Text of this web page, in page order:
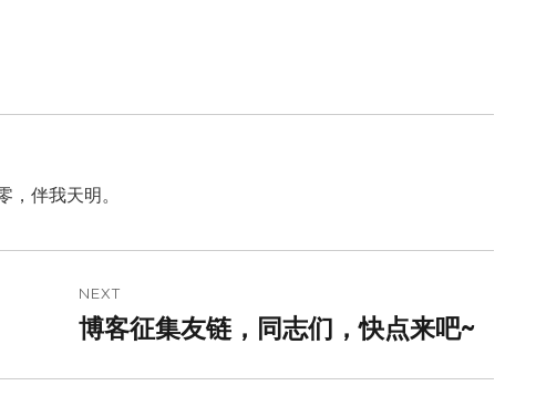
伴我天明。
NEXT
Next
博客征集友链，同志们，快点来吧~